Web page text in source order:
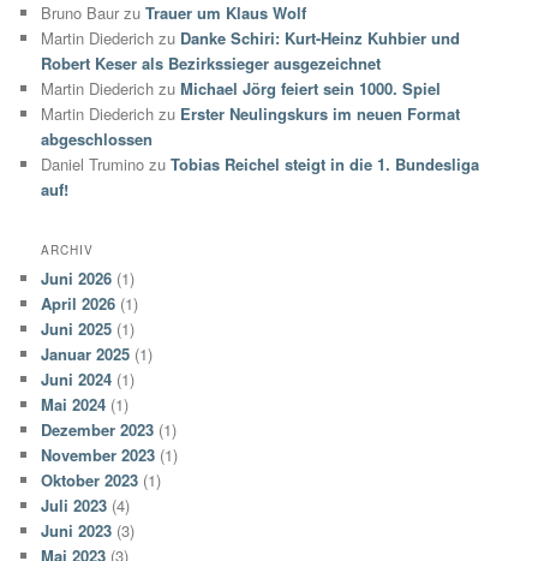
Bruno Baur zuTrauer um Klaus Wolf
Martin Diederich zu Danke Schiri: Kurt-Heinz Kuhbier und
Robert Keser als Bezirkssieger ausgezeichnet
Martin Diederich zuMichael Jörg feiert sein 1000. Spiel
Martin Diederich zu Erster Neulingskurs im neuen Format
abgeschlossen
Daniel Trumino zuTobias Reichel steigt in die 1. Bundesliga
auf!
ARCHIV
Juni 2026 (1)
April 2026 (1)
Juni 2025 (1)
Januar 2025 (1)
Juni 2024 (1)
Mai 2024 (1)
Dezember 2023 (1)
November 2023 (1)
Oktober 2023 (1)
Juli 2023 (4)
Juni 2023 (3)
Mai 2023 (3)